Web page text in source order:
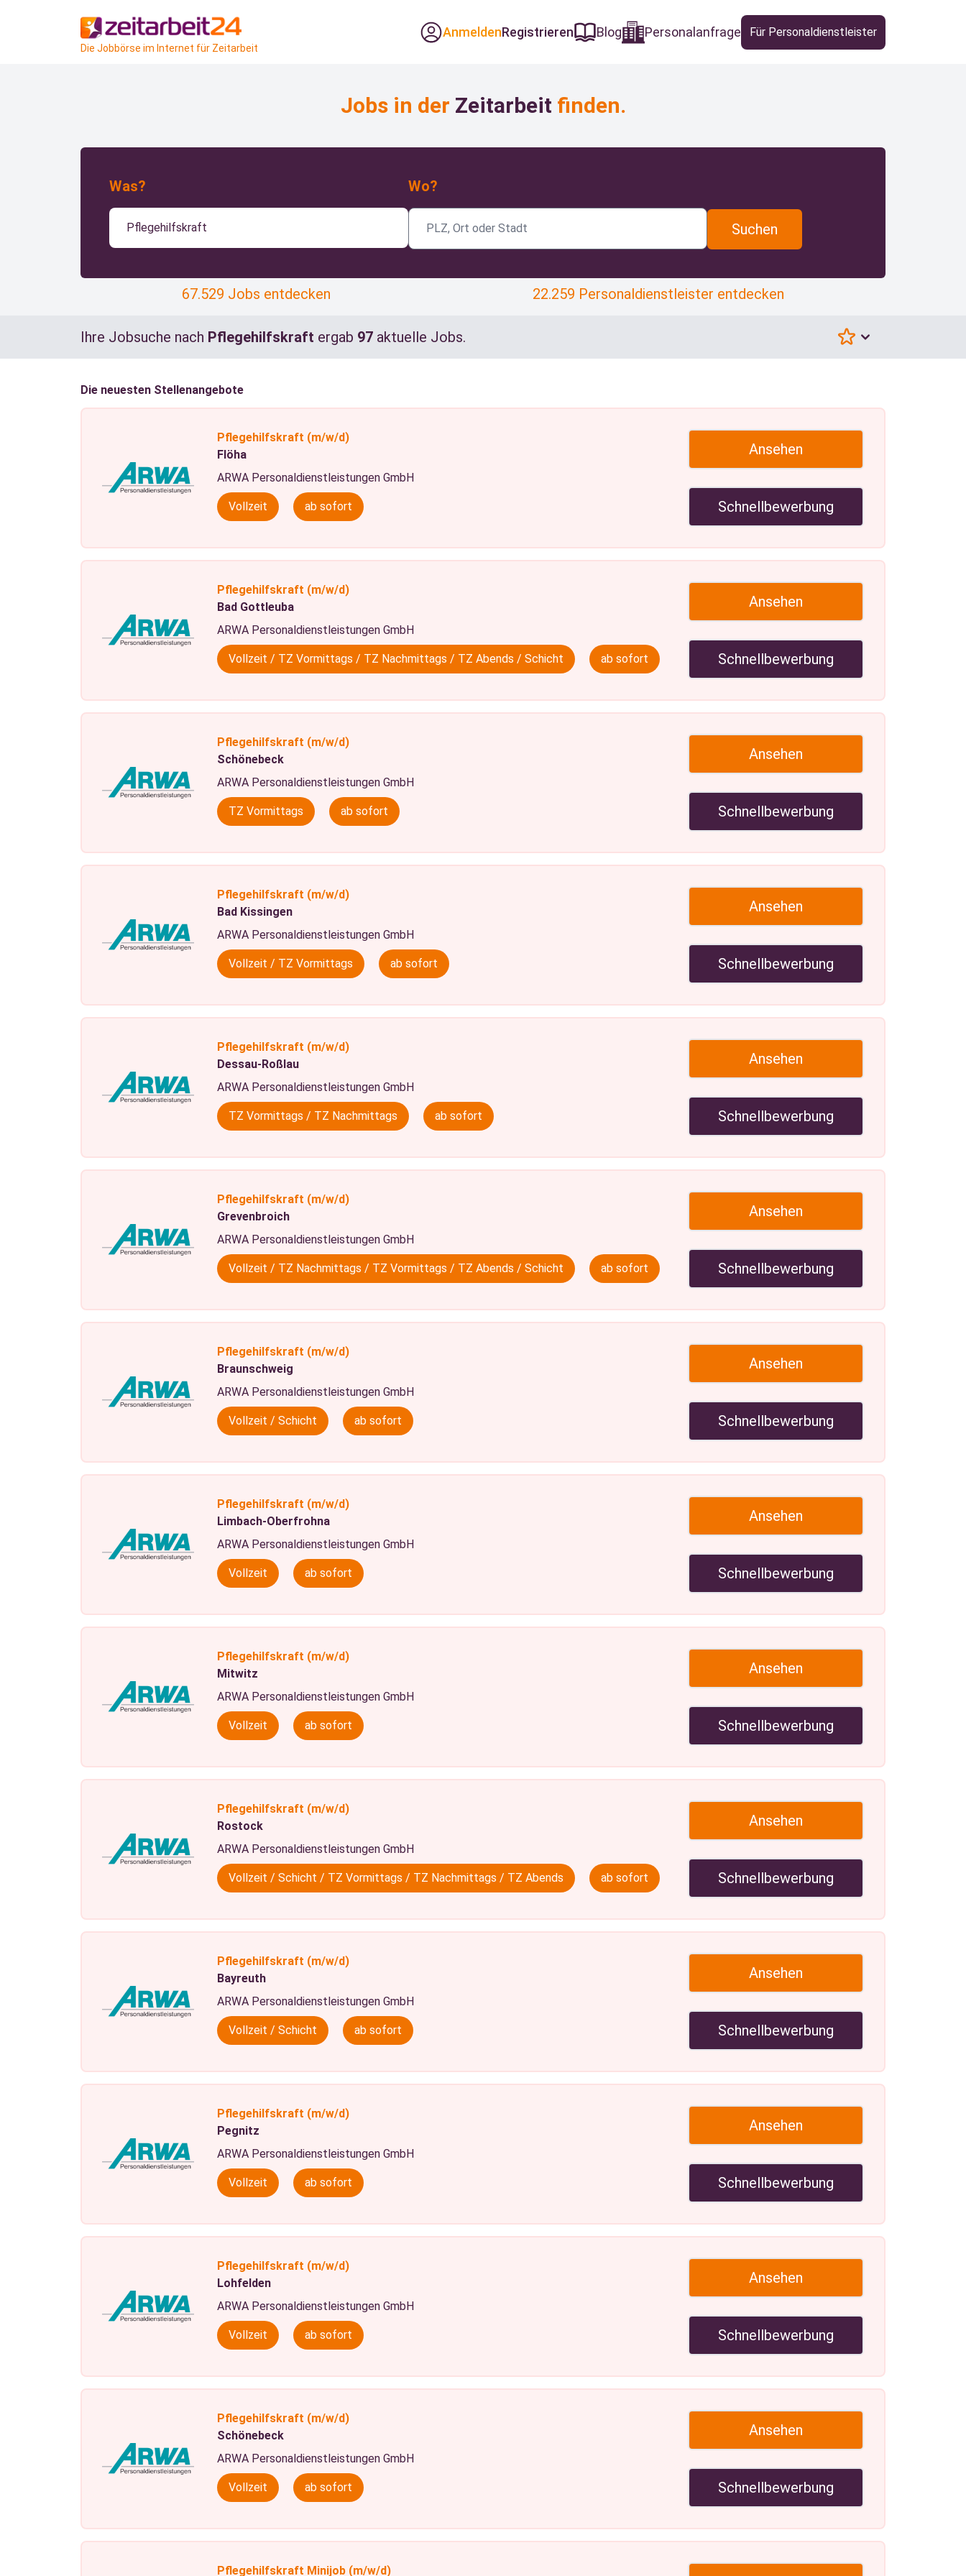
Die Jobbörse im Internet für Zeitarbeit
AnmeldenRegistrieren Blog Personalanfrage Für Personaldienstleister
Jobs in der Zeitarbeit finden.
Was? Wo?
Suchen
67.529 Jobs entdecken 22.259 Personaldienstleister entdecken
Ihre Jobsuche nach Pflegehilfskraft ergab 97 aktuelle Jobs.
Die neuesten Stellenangebote
Pflegehilfskraft (m/w/d)
Flöha
ARWA Personaldienstleistungen GmbH
Vollzeit ab sofort
Ansehen
Schnellbewerbung
Pflegehilfskraft (m/w/d)
Bad Gottleuba
ARWA Personaldienstleistungen GmbH
Vollzeit / TZ Vormittags / TZ Nachmittags / TZ Abends / Schicht ab sofort
Ansehen
Schnellbewerbung
Pflegehilfskraft (m/w/d)
Schönebeck
ARWA Personaldienstleistungen GmbH
TZ Vormittags ab sofort
Ansehen
Schnellbewerbung
Pflegehilfskraft (m/w/d)
Bad Kissingen
ARWA Personaldienstleistungen GmbH
Vollzeit / TZ Vormittags ab sofort
Ansehen
Schnellbewerbung
Pflegehilfskraft (m/w/d)
Dessau-Roßlau
ARWA Personaldienstleistungen GmbH
TZ Vormittags / TZ Nachmittags ab sofort
Ansehen
Schnellbewerbung
Pflegehilfskraft (m/w/d)
Grevenbroich
ARWA Personaldienstleistungen GmbH
Vollzeit / TZ Nachmittags / TZ Vormittags / TZ Abends / Schicht ab sofort
Ansehen
Schnellbewerbung
Pflegehilfskraft (m/w/d)
Braunschweig
ARWA Personaldienstleistungen GmbH
Vollzeit / Schicht ab sofort
Ansehen
Schnellbewerbung
Pflegehilfskraft (m/w/d)
Limbach-Oberfrohna
ARWA Personaldienstleistungen GmbH
Vollzeit ab sofort
Ansehen
Schnellbewerbung
Pflegehilfskraft (m/w/d)
Mitwitz
ARWA Personaldienstleistungen GmbH
Vollzeit ab sofort
Ansehen
Schnellbewerbung
Pflegehilfskraft (m/w/d)
Rostock
ARWA Personaldienstleistungen GmbH
Vollzeit / Schicht / TZ Vormittags / TZ Nachmittags / TZ Abends ab sofort
Ansehen
Schnellbewerbung
Pflegehilfskraft (m/w/d)
Bayreuth
ARWA Personaldienstleistungen GmbH
Vollzeit / Schicht ab sofort
Ansehen
Schnellbewerbung
Pflegehilfskraft (m/w/d)
Pegnitz
ARWA Personaldienstleistungen GmbH
Vollzeit ab sofort
Ansehen
Schnellbewerbung
Pflegehilfskraft (m/w/d)
Lohfelden
ARWA Personaldienstleistungen GmbH
Vollzeit ab sofort
Ansehen
Schnellbewerbung
Pflegehilfskraft (m/w/d)
Schönebeck
ARWA Personaldienstleistungen GmbH
Vollzeit ab sofort
Ansehen
Schnellbewerbung
Pflegehilfskraft Minijob (m/w/d)